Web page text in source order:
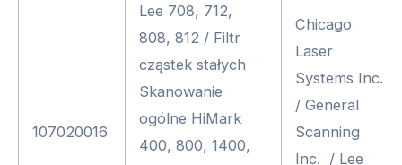
107020016
Lee 708, 712,
808, 812 / Filtr
cząstek stałych
Skanowanie
ogólne HiMark
400, 800, 1400,
Chicago
Laser
Systems Inc.
/ General
Scanning
Inc. / Lee